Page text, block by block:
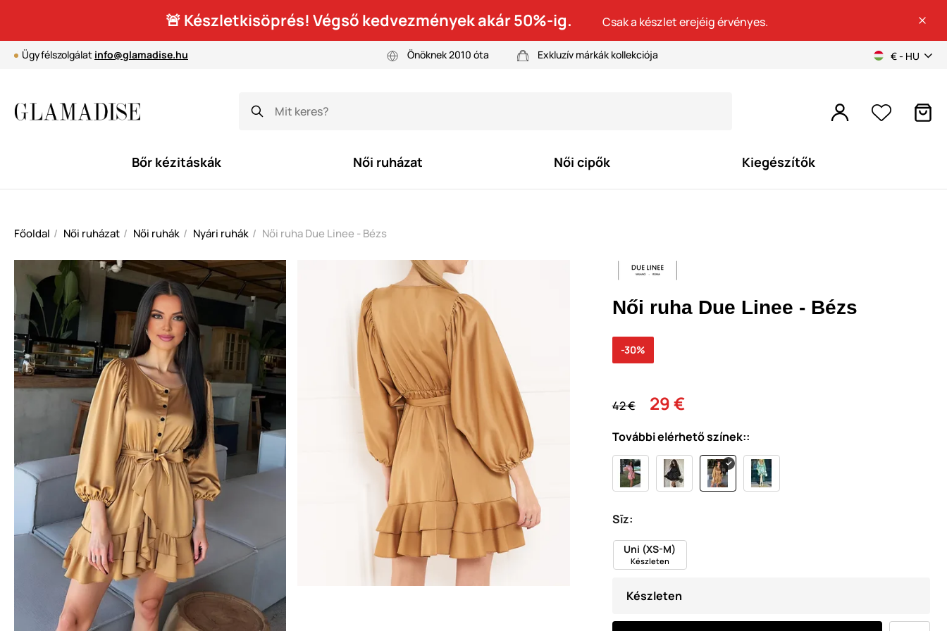
🚨 Készletkisöprés! Végső kedvezmények akár 50%-ig. Csak a készlet erejéig érvényes.
Ügyfélszolgálat info@glamadise.hu Önöknek 2010 óta Exkluzív márkák kollekciója € - HU
Bőr kézitáskák Női ruházat Női cipők Kiegészítők
Főoldal Női ruházat Női ruhák Nyári ruhák Női ruha Due Linee - Bézs
Női ruha Due Linee - Bézs
42 € 29 €
-30%
További elérhető színek::
Sīz:
Uni (XS-M)
Készleten
Készleten